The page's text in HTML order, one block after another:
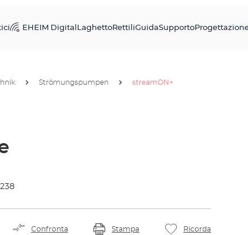
EHEIM Digital LaghettoRettiliGuidaSupporto
Strömungspumpen streamON+
Confronta Stampa Ricorda